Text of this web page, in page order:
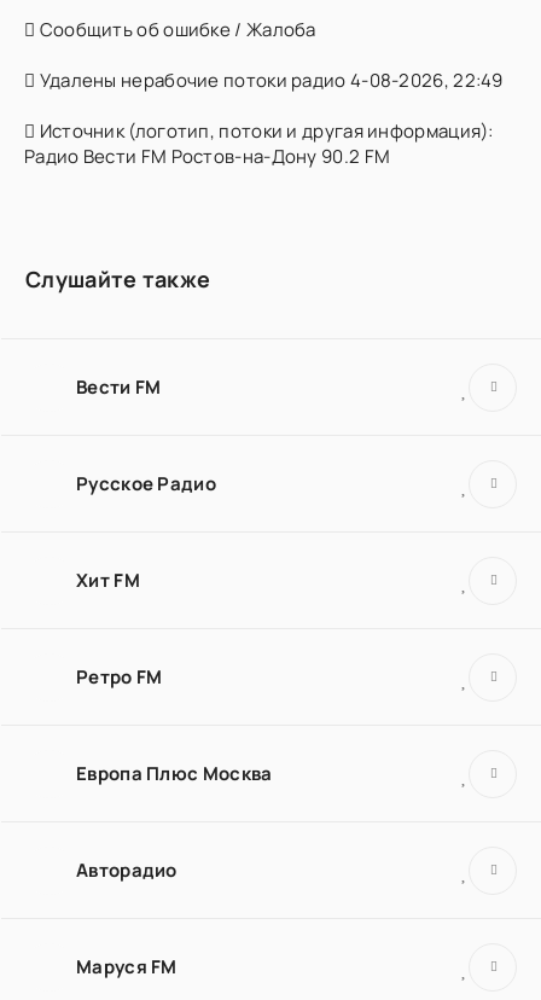
Сообщить об ошибке / Жалоба
Удалены нерабочие потоки радио 4-08-2026, 22:49
Источник (логотип, потоки и другая информация):
Радио Вести FM Ростов-на-Дону 90.2 FM
Слушайте также
Вести FM
Русское Радио
Хит FM
Ретро FM
Европа Плюс Москва
Авторадио
Маруся FM